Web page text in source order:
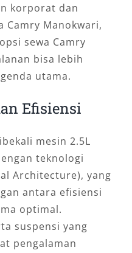
korporat dan
Camry Manokwari,
sewa Camry
bisa lebih
utama.
Efisiensi
mesin 2.5L
teknologi
Architecture), yang
antara efisiensi
optimal.
suspensi yang
pengalaman